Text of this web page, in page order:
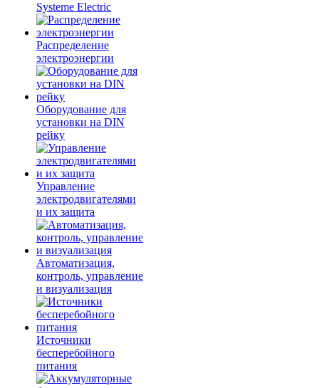
Systeme Electric
Распределение
электроэнергии
Оборудование для
установки на DIN
рейку
Управление
электродвигателями
и их защита
Автоматизация,
контроль, управление
и визуализация
Источники
бесперебойного
питания